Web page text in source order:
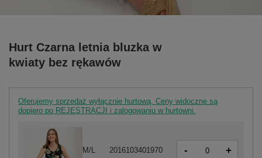
Hurt Czarna letnia bluzka w
kwiaty bez rękawów
Oferujemy sprzedaż wyłącznie hurtową. Ceny widoczne są
dopiero po REJESTRACJI i zalogowaniu w hurtowni.
M/L 2016103401970 - +